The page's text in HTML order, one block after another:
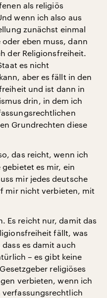
als religiös
wenn ich also aus
zunächst einmal
eben muss, dann
der Religionsfreiheit.
es nicht
aber es fällt in den
und ist dann in
drin, in dem ich
Grundrechten diese
das reicht, wenn ich
es mir, ein
mir jedes deutsche
mir nicht verbieten, mit
Es reicht nur, damit das
fällt, was
es damit auch
– es gibt keine
religiöses
verbieten, wenn ich
verfassungsrechtlich